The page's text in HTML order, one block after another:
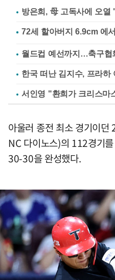
방은희, 母 고독사에 오
월드컵 예선까지…축구협
한국 떠난 김지수, 프라
서인영 "환희가 크리스마
아울러 종전 최소 경기이
NC 다이노스)의 112경기
30-30을 완성했다.